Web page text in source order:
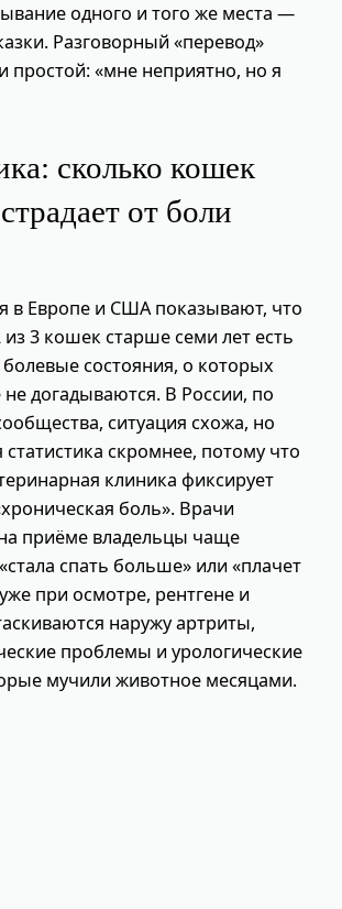
одного и того же места —
Разговорный «перевод»
простой: «мне неприятно, но я
сколько кошек
от боли
в Европе и США показывают, что
3 кошек старше семи лет есть
состояния, о которых
не догадываются. В России, по
ситуация схожа, но
скромнее, потому что
клиника фиксирует
боль». Врачи
приёме владельцы чаще
спать больше» или «плачет
при осмотре, рентгене и
наружу артриты,
проблемы и урологические
мучили животное месяцами.